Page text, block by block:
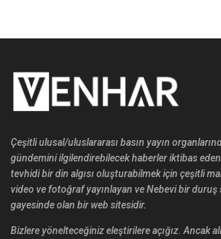
Çeşitli ulusal/uluslararası basın yayın
gündemini ilgilendirebilecek haberler iktibas
tevhidi bir din algısı oluşturabilmek için çeşitli
video ve fotoğraf yayınlayan ve Nebevi bir duruş
gayesinde olan bir web sitesidir.
Bizlere yönelteceğiniz eleştirilere açığız. Ancak